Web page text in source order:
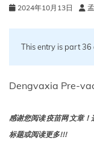
2024年10月13日
This entry is part 36
Dengvaxia Pre-
感谢您阅读 疫苗网 文章
标题或阅读更多!!!